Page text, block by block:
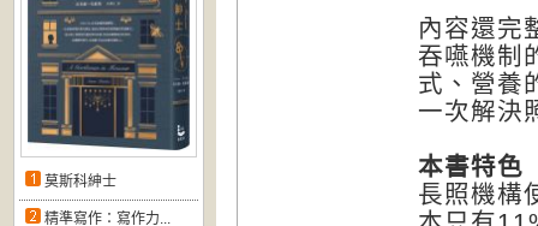
莫斯科紳士
精準寫作：寫作力...
內容還完
吞嚥機制
式、營養
一次解決
本書特色
長照機構